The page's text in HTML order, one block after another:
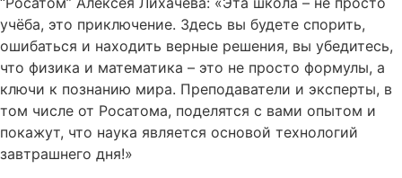
учёба, это приключение. Здесь вы будете спорить,
ошибаться и находить верные решения, вы убедитесь,
что физика и математика – это не просто формулы, а
ключи к познанию мира. Преподаватели и эксперты, в
том числе от Росатома, поделятся с вами опытом и
покажут, что наука является основой технологий
завтрашнего дня!»